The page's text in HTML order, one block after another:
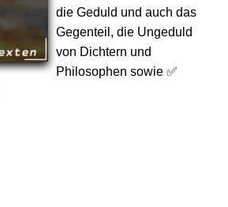
die Geduld und auch das
Gegenteil, die Ungeduld
von Dichtern und
Philosophen sowie ✅